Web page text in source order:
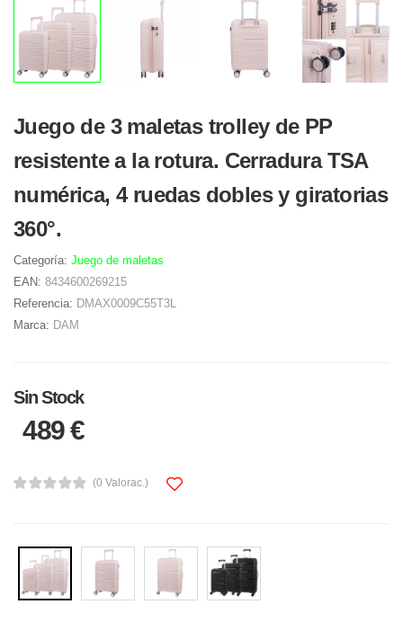
Juego de 3 maletas trolley de PP
resistente a la rotura. Cerradura TSA
numérica, 4 ruedas dobles y giratorias
360°.
Categoría: Juego de maletas
EAN: 8434600269215
Referencia: DMAX0009C55T3L
Marca: DAM
Sin Stock
489 €
(0 Valorac.)